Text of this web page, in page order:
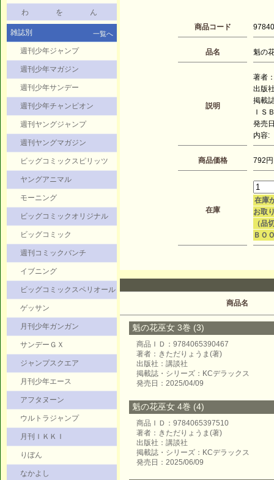
わ
を ん
雑誌別 一覧へ
週刊少年ジャンプ
週刊少年マガジン
週刊少年サンデー
週刊少年チャンピオン
週刊ヤングジャンプ
週刊ヤングマガジン
ビッグコミックスピリッツ
ヤングアニマル
モーニング
ビッグコミックオリジナル
ビッグコミック
週刊コミックバンチ
イブニング
ビッグコミックスペリオール
ゲッサン
月刊少年ガンガン
サンデーＧＸ
ジャンプスクエア
月刊少年エース
アフタヌーン
ウルトラジャンプ
月刊ＩＫＫＩ
りぼん
なかよし
商品コード
品名 魁の
説明
著者
出版
掲載
ＩＳ
発売
内容:
商品価格 792円
在庫
在庫
お取
（品
ＢＯ
商品名
魁の花巫女 3巻 (3)
商品ＩＤ：9784065390467
著者：きただりょうま(著)
出版社：講談社
掲載誌・シリーズ：KCデラックス
発売日：2025/04/09
魁の花巫女 4巻 (4)
商品ＩＤ：9784065397510
著者：きただりょうま(著)
出版社：講談社
掲載誌・シリーズ：KCデラックス
発売日：2025/06/09